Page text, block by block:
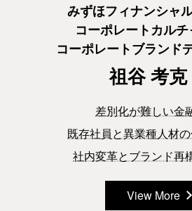
みずほフィナンシャ
コーポレートカル
コーポレートブランド
祖⾕ 考克
差別化が難しい⾦
既存社員と異業種⼈材
社内変⾰とブランド再
View More